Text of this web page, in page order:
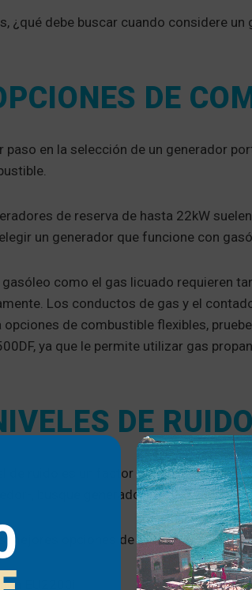
¿qué debe buscar cuando considere
DE
paso en la selección de un generador
de reserva de hasta 22kW
un generador que funcione con
gasóleo como el gas licuado requieren
Los conductos de gas y el
opciones de combustible flexibles,
ya que le permite utilizar gas
DE RUIDO
de ruido es un factor importante -
, busque generadores marinos
mejores opciones de generadores
EU2200i.